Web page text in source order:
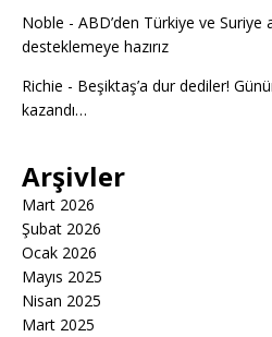
Noble - ABD’den Türkiye ve Suriye
desteklemeye hazırız
Richie - Beşiktaş’a dur dediler!
kazandı…
Arşivler
Mart 2026
Şubat 2026
Ocak 2026
Mayıs 2025
Nisan 2025
Mart 2025